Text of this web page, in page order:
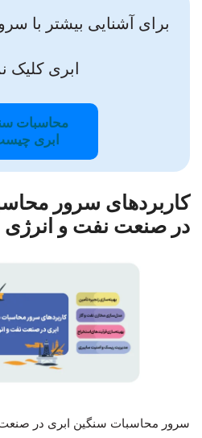
برای آشنایی بیشتر با
ابری کلیک
محاسبات
ابری
کاربردهای سرور
در صنعت نفت و انرژی
سرور محاسبات سنگین ابری در صنعت